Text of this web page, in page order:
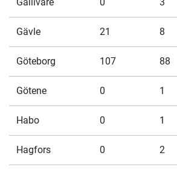
Gävle 21 8
Göteborg 107 88
Götene 0 1
Habo 0 1
Hagfors 0 2